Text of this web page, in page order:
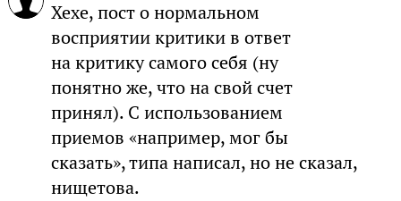
Хехе, пост о нормальном
восприятии критики в ответ
на критику самого себя (ну
понятно же, что на свой счет
принял). С использованием
приемов «например, мог бы
сказать», типа написал, но не сказал,
нищетова.